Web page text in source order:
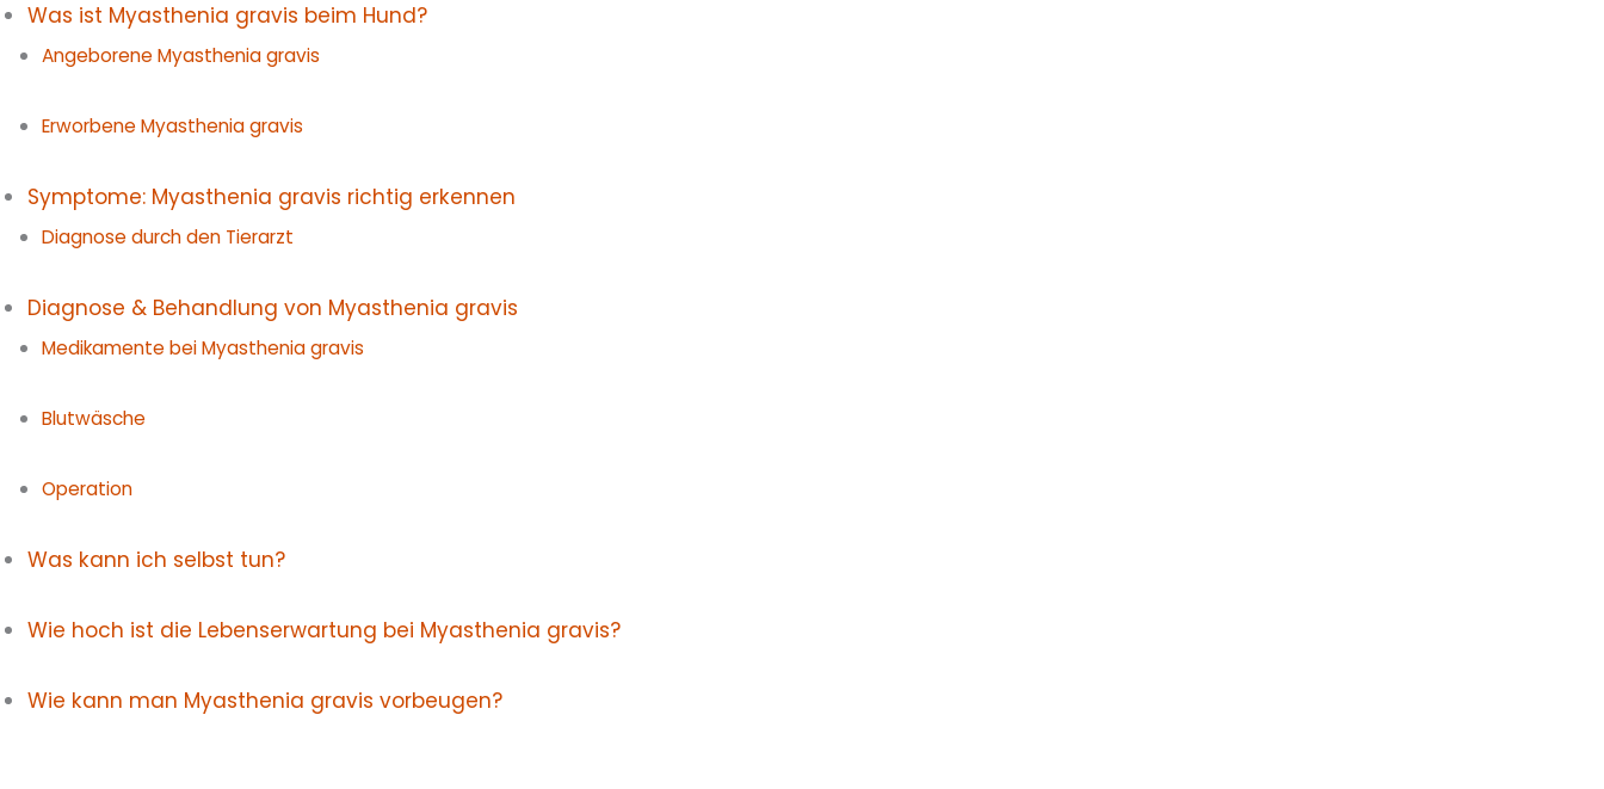
Was ist Myasthenia gravis beim Hund?
Angeborene Myasthenia gravis
Erworbene Myasthenia gravis
Symptome: Myasthenia gravis richtig erkennen
Diagnose durch den Tierarzt
Diagnose & Behandlung von Myasthenia gravis
Medikamente bei Myasthenia gravis
Blutwäsche
Operation
Was kann ich selbst tun?
Wie hoch ist die Lebenserwartung bei Myasthenia gravis?
Wie kann man Myasthenia gravis vorbeugen?